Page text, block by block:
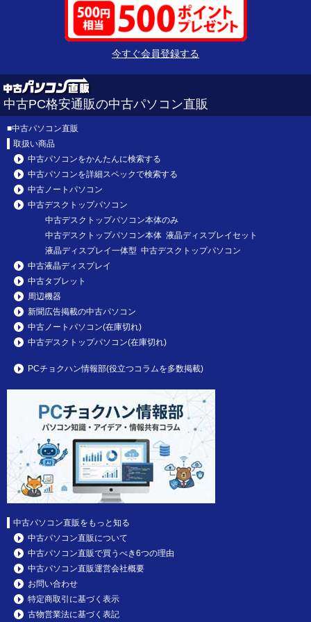
今すぐ会員登録する
中古PC格安通販の中古パソコン直販
■中古パソコン直販
取扱い商品
中古パソコンをかんたんに検索する
中古パソコンを詳細スペックで検索する
中古ノートパソコン
中古デスクトップパソコン
中古デスクトップパソコン本体のみ
中古デスクトップパソコン本体 液晶ディスプレイセット
液晶ディスプレイ一体型 中古デスクトップパソコン
中古液晶ディスプレイ
中古タブレット
周辺機器
新聞広告掲載の中古パソコン
中古ノートパソコン(在庫切れ)
中古デスクトップパソコン(在庫切れ)
PCチョクハン情報部(役立つコラムを多数掲載)
中古パソコン直販をもっと知る
中古パソコン直販について
中古パソコン直販で買うべき6つの理由
中古パソコン直販運営会社概要
お問い合わせ
特定商取引に基づく表示
古物営業法に基づく表記